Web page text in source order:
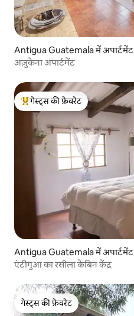
Antigua Guatemala में अपार्टमेंट
अज़ुकेना अपार्टमेंट
गेस्ट्स का टॉप फ़ेवरेट
गेस्ट्स की फ़ेवरेट
Antigua Guatemala में अपार्टमेंट
एंटीगुआ का रसीला केबिन केंद्र
गेस्ट्स की फ़ेवरेट
गेस्ट्स की फ़ेवरेट